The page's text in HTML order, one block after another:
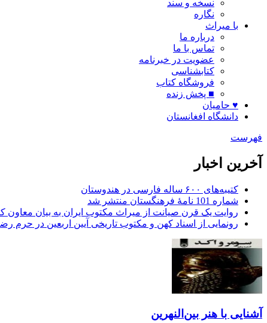
نسخه و سند
نگاره
با میراث
درباره ما
تماس با ما
عضویت در خبرنامه
کتابشناسی
فروشگاه کتاب
■ پخش زنده
♥ حامیان
دانشگاه افغانستان
فهرست
آخرین اخبار
کتیبه‌های ۶۰۰ ساله فارسی در هندوستان
شماره 101 نامۀ فرهنگستان منتشر شد
روایت یک قرن صیانت از میراث مکتوب ایران به بیان معاون
رونمایی از اسناد کهن و مکتوب تاریخی آیین اربعین در حرم
آشنایی با هنر بین‌النهرین